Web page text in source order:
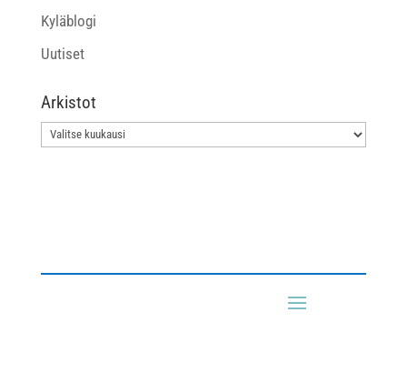
Kyläblogi
Uutiset
Arkistot
Arkistot